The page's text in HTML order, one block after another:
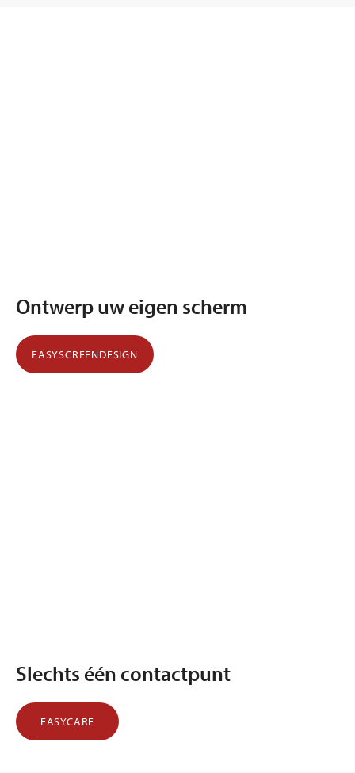
Ontwerp uw eigen scherm
EASYSCREENDESIGN
Slechts één contactpunt
EASYCARE